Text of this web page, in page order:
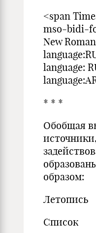
<span
mso-bidi-
New
language:
* * *
Обобщая
источники,
образом:
Летопись
Список